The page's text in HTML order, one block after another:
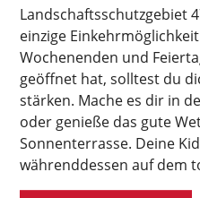
Landschaftsschutzgebiet
einzige
Wochenenden und
geöffnet hat, solltest du
stärken. Mache es dir in
oder genieße das gute
Sonnenterrasse. Deine
währenddessen auf dem